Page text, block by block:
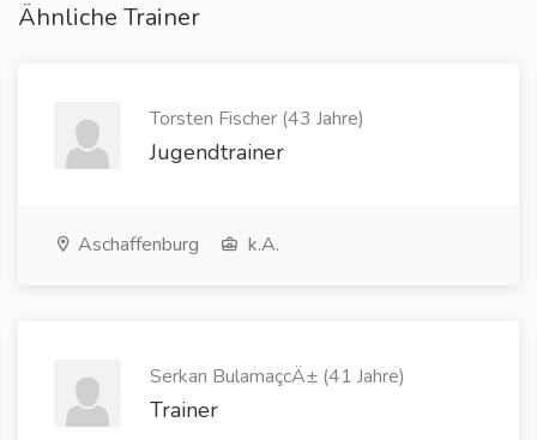
Ähnliche Trainer
Torsten Fischer (43 Jahre)
Jugendtrainer
Aschaffenburg k.A.
Serkan BulamaçcÄ± (41 Jahre)
Trainer